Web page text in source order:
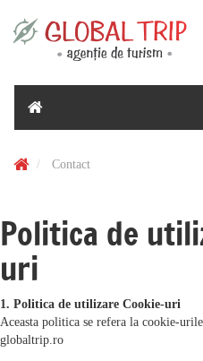
Contact
Politica de
uri
1. Politica de utilizare Cookie-uri
Aceasta politica se refera la cookie-
globaltrip.ro